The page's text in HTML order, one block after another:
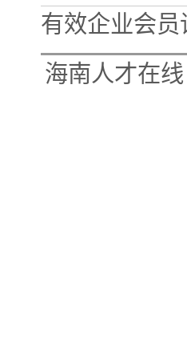
有效企业会员
海南人才在